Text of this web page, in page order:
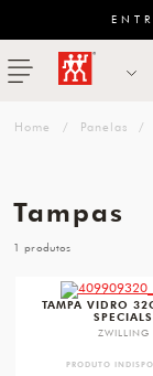
menu ZWILLING
Panelas
Tampas
1
TAMPA VIDRO
SPECIALS
ZWILLING
PRODUTO